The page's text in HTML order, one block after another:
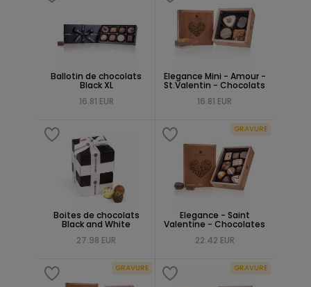
Ballotin de chocolats
Black XL
16.81 EUR
Elegance Mini - Amour -
St.Valentin - Chocolats
16.81 EUR
Boites de chocolats
Black and White
27.98 EUR
GRAVURE
Elegance - Saint
Valentine - Chocolates
22.42 EUR
GRAVURE GRAVURE